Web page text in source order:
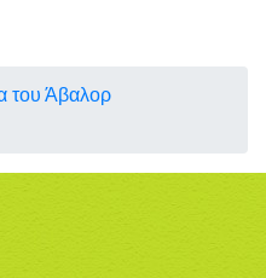
του Άβαλορ